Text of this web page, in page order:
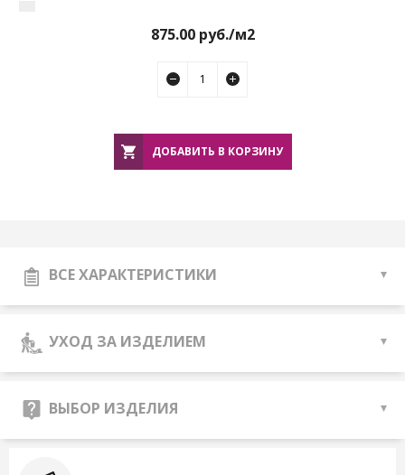
875.00руб./м2
ДОБАВИТЬ В КОРЗИНУ
ВСЕ ХАРАКТЕРИСТИКИ
УХОД ЗА ИЗДЕЛИЕМ
ВЫБОР ИЗДЕЛИЯ